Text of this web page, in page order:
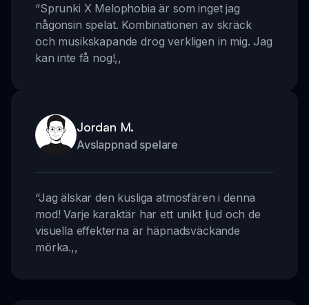
“Sprunki X Melophobia är som inget jag
någonsin spelat. Kombinationen av skräck
och musikskapande drog verkligen in mig. Jag
kan inte få nog!,,
Jordan M.
Avslappnad spelare
“Jag älskar den kusliga atmosfären i denna
mod! Varje karaktär har ett unikt ljud och de
visuella effekterna är häpnadsväckande
mörka.,,